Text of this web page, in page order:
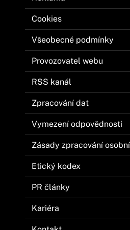
Cookies
Všeobecné podmínky
Provozovatel webu
RSS kanál
Zpracování dat
Vymezení odpovědnosti
Zásady zpracování
Etický kodex
PR články
Kariéra